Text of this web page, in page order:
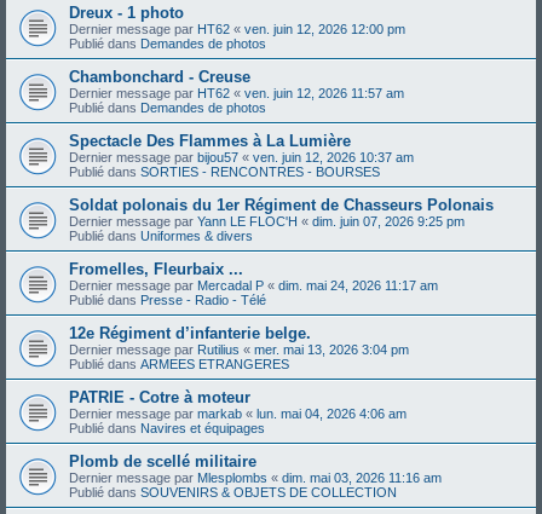
Dreux - 1 photo
Dernier message par HT62 « ven. juin 12, 2026 12:00 pm
Publié dans Demandes de photos
Chambonchard - Creuse
Dernier message par HT62 « ven. juin 12, 2026 11:57 am
Publié dans Demandes de photos
Spectacle Des Flammes à La Lumière
Dernier message par bijou57 « ven. juin 12, 2026 10:37 am
Publié dans SORTIES - RENCONTRES - BOURSES
Soldat polonais du 1er Régiment de Chasseurs Polonais
Dernier message par Yann LE FLOC'H « dim. juin 07, 2026 9:25 pm
Publié dans Uniformes & divers
Fromelles, Fleurbaix ...
Dernier message par Mercadal P « dim. mai 24, 2026 11:17 am
Publié dans Presse - Radio - Télé
12e Régiment d’infanterie belge.
Dernier message par Rutilius « mer. mai 13, 2026 3:04 pm
Publié dans ARMEES ETRANGERES
PATRIE - Cotre à moteur
Dernier message par markab « lun. mai 04, 2026 4:06 am
Publié dans Navires et équipages
Plomb de scellé militaire
Dernier message par Mlesplombs « dim. mai 03, 2026 11:16 am
Publié dans SOUVENIRS & OBJETS DE COLLECTION